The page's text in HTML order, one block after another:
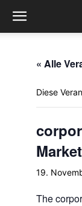
« Alle
Diese
19.
The